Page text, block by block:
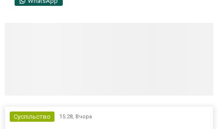
Суспільство 15:28, Вчора